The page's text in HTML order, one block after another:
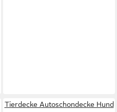
Tierdecke Autoschondecke Hund